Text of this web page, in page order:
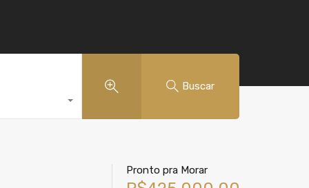
Buscar
Pronto pra Morar